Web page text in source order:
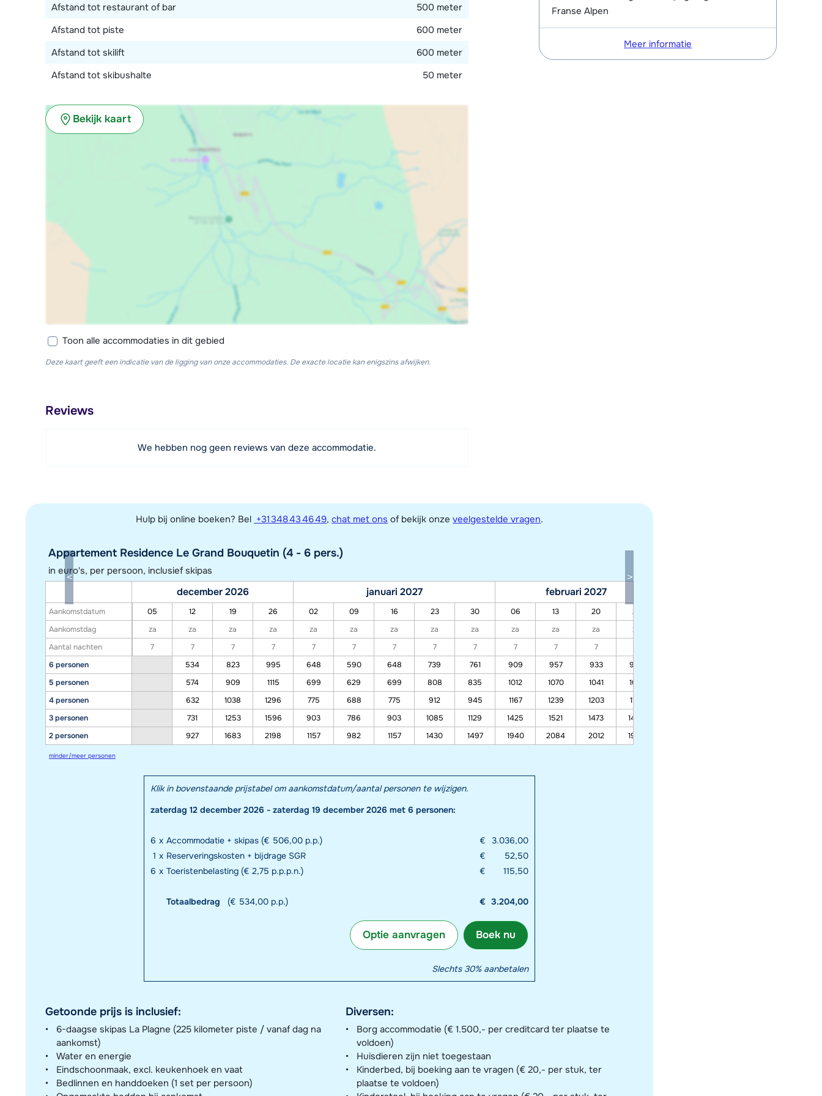
Afstand tot restaurant of bar
500 meter
Afstand tot piste
600 meter
Afstand tot skilift
600 meter
Afstand tot skibushalte
50 meter
Bekijk kaart
Toon alle accommodaties in dit gebied
Deze kaart geeft een indicatie van de ligging van onze accommodaties. De exacte locatie kan enigszins afwijken.
Reviews
We hebben nog geen reviews van deze accommodatie.
Hulp bij online boeken? Bel +31 348 43 46 49,chat met ons of bekijk onzeveelgestelde vragen.
Appartement Residence Le Grand Bouquetin (4 - 6 pers.)
in euro's, per persoon, inclusief skipas
Aankomstdatum
Aankomstdag
Aantal nachten
6 personen
5 personen
4 personen
3 personen
2 personen
december 2026 januari 2027 februari 2027
05 12 19 26 02 09 16 23 30 06 13 20 27
za
za za za za za za za za za za za za
7
7 7 7 7 7 7 7 7 7 7 7
534
823 995 648 590 648 739 761 909 957 933 909
574
909 1115 699 629 699 808 835 1012 1070 1041 1012
632
1038 1296 775 688 775 912 945 1167 1239 1203 1167
731
1253 1596 903 786 903 1085 1129 1425 1521 1473 1425
927
1683 2198 1157 982 1157 1430 1497 1940 2084 2012 1940
minder/meer personen
Klik in bovenstaande prijstabel om aankomstdatum/aantal personen te wijzigen.
zaterdag 12 december 2026 - zaterdag 19 december 2026 met 6 personen:
6 x Accommodatie + skipas (€ 506,00 p.p.) €
3.036,00
1 x Reserveringskosten + bijdrage SGR €
52,50
6 x Toeristenbelasting (€ 2,75 p.p.p.n.) € 115,50
Totaalbedrag (€ 534,00 p.p.) € 3.204,00
Boek nu
Optie aanvragen
Slechts 30% aanbetalen
Getoonde prijs is inclusief:
6-daagse skipas La Plagne (225 kilometer piste / vanaf dag na
aankomst)
Water en energie
Eindschoonmaak, excl. keukenhoek en vaat
Bedlinnen en handdoeken (1 set per persoon)
Diversen:
Borg accommodatie (€ 1.500,- per creditcard ter plaatse te
voldoen)
Huisdieren zijn niet toegestaan
Kinderbed, bij boeking aan te vragen (€ 20,- per stuk, ter
plaatse te voldoen)
Franse Alpen
Meer informatie